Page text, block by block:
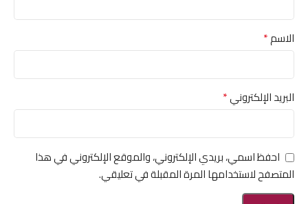
الاسم*
البريد الإلكتروني*
احفظ اسمي، بريدي الإلكتروني، والموقع الإلكتروني في هذا
المتصفح لاستخدامها المرة المقبلة في تعليقي.